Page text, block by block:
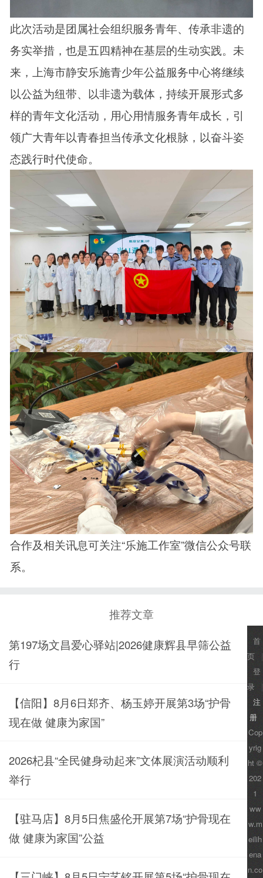
此次活动是团属社会组织服务青年、传承非遗的
务实举措，也是五四精神在基层的生动实践。未
来，上海市静安乐施青少年公益服务中心将继续
以公益为纽带、以非遗为载体，持续开展形式多
样的青年文化活动，用心用情服务青年成长，引
领广大青年以青春担当传承文化根脉，以奋斗姿
态践行时代使命。
合作及相关讯息可关注“乐施工作室”微信公众号联
系。
推荐文章
第197场文昌爱心驿站|2026健康辉县早筛公益
行
【信阳】8月6日郑齐、杨玉婷开展第3场“护骨
现在做 健康为家国”
2026杞县“全民健身动起来”文体展演活动顺利
举行
【驻马店】8月5日焦盛伦开展第7场“护骨现在
做 健康为家国”公益
首
页
|
登
录
|
注
册
Cop
yrig
ht ©
202
1
ww
w.m
eilih
ena
n.co